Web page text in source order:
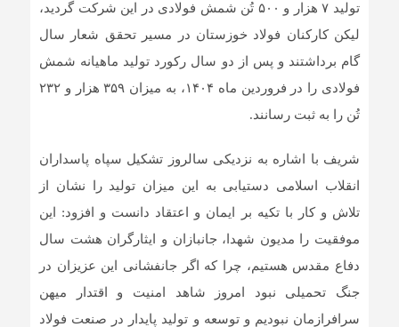
تولید ۷ هزار و ۵۰۰ تُن شمش فولادی در این شرکت گردید،
لیکن کارکنان فولاد خوزستان در مسیر تحقق شعار سال
گام برداشتند و پس از دو سال رکورد تولید ماهیانه شمش
فولادی را در فروردین ماه ۱۴۰۴، به میزان ۳۵۹ هزار و ۲۳۲
تُن را به ثبت رسانند.
شریف با اشاره به نزدیکی سالروز تشکیل سپاه پاسداران
انقلاب اسلامی دستیابی به این میزان تولید را نشان از
تلاش و کار با تکیه بر ایمان و اعتقاد دانست و افزود: این
موفقیت را مدیون شهدا، جانبازان و ایثارگران هشت سال
دفاع مقدس هستیم، چرا که اگر جانفشانی این عزیزان در
جنگ تحمیلی نبود امروز شاهد امنیت و اقتدار میهن
سرافرازمان نبودیم و توسعه و تولید پایدار در صنعت فولاد